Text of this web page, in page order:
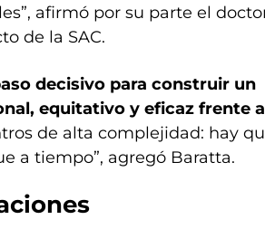
afirmó por su parte el
de la SAC.
decisivo para construir un
equitativo y eficaz frente
de alta complejidad: hay
a tiempo”, agregó Baratta.